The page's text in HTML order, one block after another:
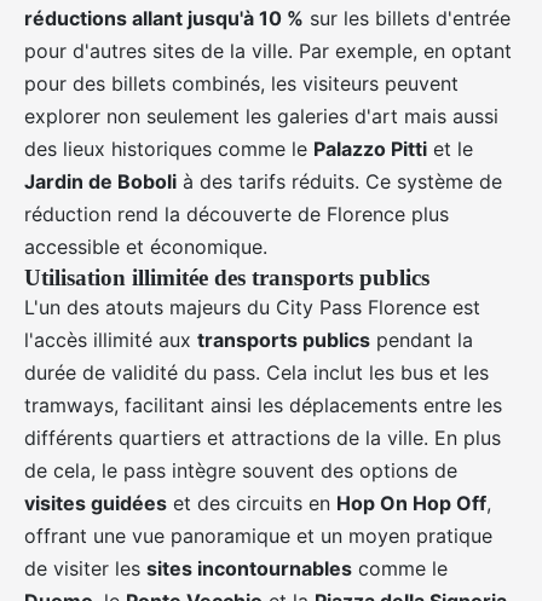
réductions allant jusqu'à 10 % sur les billets d'entrée
pour d'autres sites de la ville. Par exemple, en optant
pour des billets combinés, les visiteurs peuvent
explorer non seulement les galeries d'art mais aussi
des lieux historiques comme le Palazzo Pitti et le
Jardin de Boboli à des tarifs réduits. Ce système de
réduction rend la découverte de Florence plus
accessible et économique.
Utilisation illimitée des transports publics
L'un des atouts majeurs du City Pass Florence est
l'accès illimité aux transports publics pendant la
durée de validité du pass. Cela inclut les bus et les
tramways, facilitant ainsi les déplacements entre les
différents quartiers et attractions de la ville. En plus
de cela, le pass intègre souvent des options de
visites guidées et des circuits en Hop On Hop Off,
offrant une vue panoramique et un moyen pratique
de visiter les sites incontournables comme le